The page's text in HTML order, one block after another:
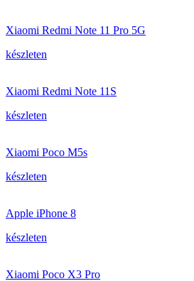
Xiaomi Redmi Note 11 Pro 5G
készleten
Xiaomi Redmi Note 11S
készleten
Xiaomi Poco M5s
készleten
Apple iPhone 8
készleten
Xiaomi Poco X3 Pro